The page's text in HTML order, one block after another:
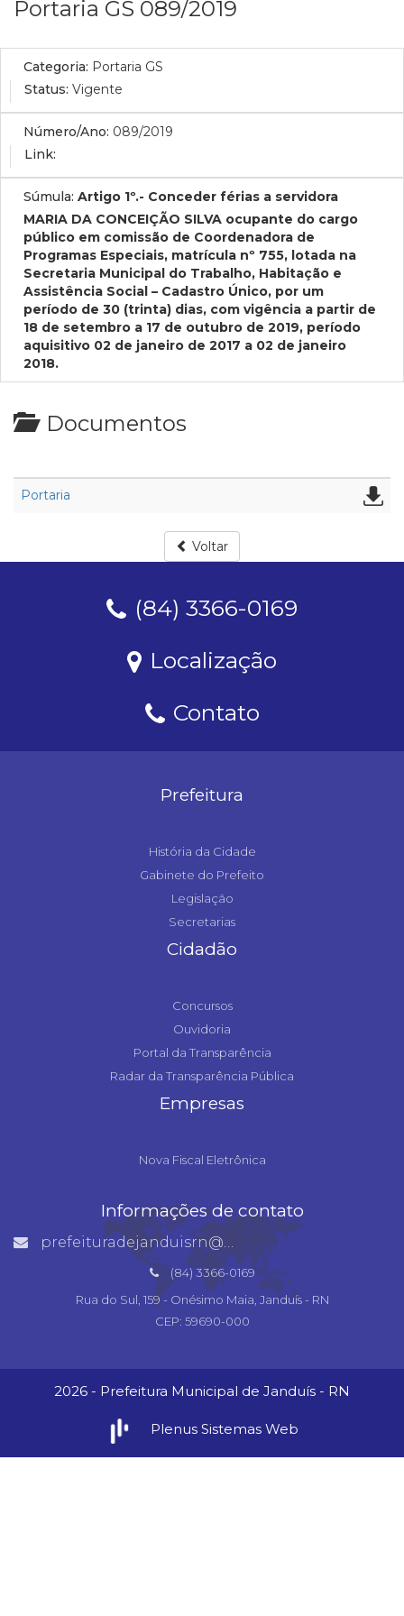
Portaria GS 089/2019
Categoria: Portaria GS
Status: Vigente
Número/Ano: 089/2019
Link:
Súmula: Artigo 1º.- Conceder férias a servidora
MARIA DA CONCEIÇÃO SILVA ocupante do cargo
público em comissão de Coordenadora de
Programas Especiais, matrícula nº 755, lotada na
Secretaria Municipal do Trabalho, Habitação e
Assistência Social – Cadastro Único, por um
período de 30 (trinta) dias, com vigência a partir de
18 de setembro a 17 de outubro de 2019, período
aquisitivo 02 de janeiro de 2017 a 02 de janeiro
2018.
Documentos
Portaria
Voltar
(84) 3366-0169
Localização
Contato
Prefeitura
História da Cidade
Gabinete do Prefeito
Legislação
Secretarias
Cidadão
Concursos
Ouvidoria
Portal da Transparência
Radar da Transparência Pública
Empresas
Nova Fiscal Eletrônica
Informações de contato
prefeituradejanduisrn@gmail.com
(84) 3366-0169
Rua do Sul, 159 - Onésimo Maia, Janduís - RN
CEP: 59690-000
2026 - Prefeitura Municipal de Janduís - RN
Plenus Sistemas Web